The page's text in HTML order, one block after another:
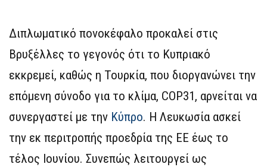
Διπλωματικό πονοκέφαλο προκαλεί στις
Βρυξέλλες το γεγονός ότι το Κυπριακό
εκκρεμεί, καθώς η Τουρκία, που διοργανώνει την
επόμενη σύνοδο για το κλίμα, COP31, αρνείται να
συνεργαστεί με την Κύπρο. Η Λευκωσία ασκεί
την εκ περιτροπής προεδρία της ΕΕ έως το
τέλος Ιουνίου. Συνεπώς λειτουργεί ως